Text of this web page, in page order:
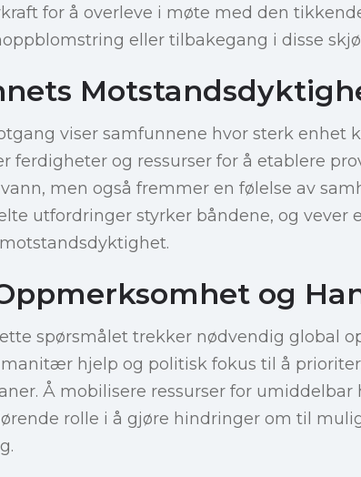
for å overleve i møte med den
eller tilbakegang i disse
viser samfunnene hvor sterk enhet
ferdigheter og ressurser for å etablere
men også fremmer en følelse av
utfordringer styrker båndene, og vever
og
spørsmålet trekker nødvendig global
hjelp og politisk fokus til å
Å mobilisere ressurser for
rolle i å gjøre hindringer om til